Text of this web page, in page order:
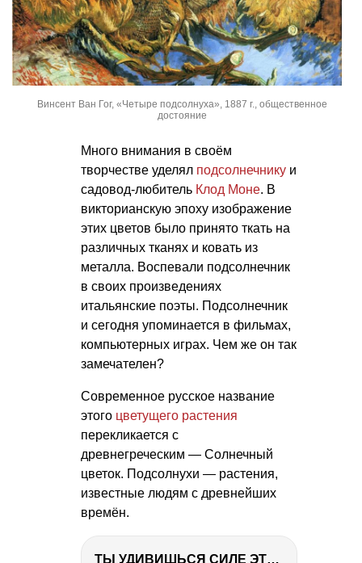
Винсент Ван Гог, «Четыре подсолнуха», 1887 г., общественное
достояние
Много внимания в своём
творчестве уделял подсолнечнику и
садовод-любитель Клод Моне. В
викторианскую эпоху изображение
этих цветов было принято ткать на
различных тканях и ковать из
металла. Воспевали подсолнечник
в своих произведениях
итальянские поэты. Подсолнечник
и сегодня упоминается в фильмах,
компьютерных играх. Чем же он так
замечателен?
Современное русское название
этого цветущего растения
перекликается с
древнегреческим — Солнечный
цветок. Подсолнухи — растения,
известные людям с древнейших
времён.
ТЫ УДИВИШЬСЯ СИЛЕ ЭТО ЧЕЛОВЕКА! Блог о нашей поездке в Вышний Волочек